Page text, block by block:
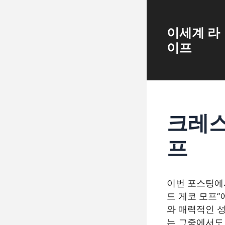
content이세계 라
이프
크레
프
이번 포스팅
드 게코 모프
와 매력적인
는 그중에서